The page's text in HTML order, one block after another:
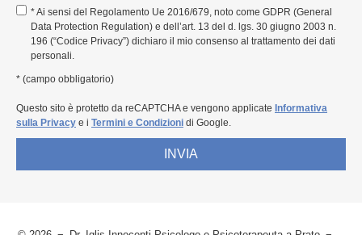
* Ai sensi del Regolamento Ue 2016/679, noto come GDPR (General
Data Protection Regulation) e dell’art. 13 del d. lgs. 30 giugno 2003 n.
196 (“Codice Privacy”) dichiaro il mio consenso al trattamento dei dati
personali.
* (campo obbligatorio)
Questo sito è protetto da reCAPTCHA e vengono applicate Informativa
sulla Privacy e i Termini e Condizioni di Google.
INVIA